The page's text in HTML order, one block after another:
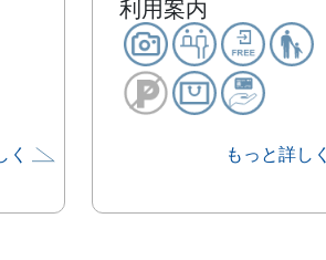
く
利用案内
もっと詳しく